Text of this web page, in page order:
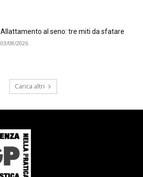
Allattamento al seno: tre miti da sfatare
03/08/2026
Carica altri